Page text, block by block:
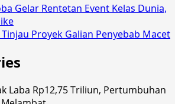
Gelar Rentetan Event Kelas Dunia,
Proyek Galian Penyebab Macet